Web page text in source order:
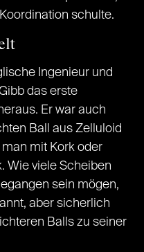
schulte.
Ingenieur und
das erste
Er war auch
Ball aus Zelluloid
mit Kork oder
Wie viele Scheiben
sein mögen,
aber sicherlich
Balls zu seiner